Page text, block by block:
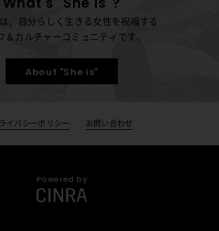
、自分らしく生きる女性を祝福する
＆カルチャーコミュニティです。
About "She is"
イバシーポリシー お問い合わせ
Powered by